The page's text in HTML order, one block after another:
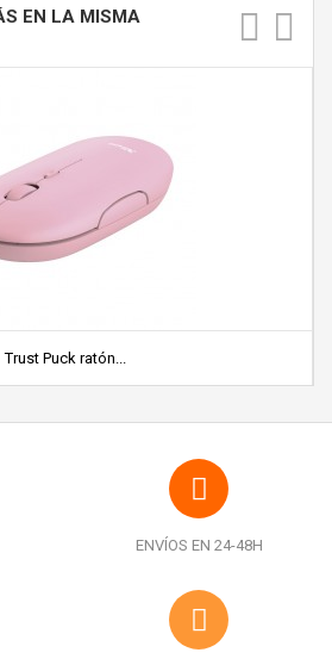
EN LA MISMA
Trust Puck ratón...
ENVÍOS EN 24-48H